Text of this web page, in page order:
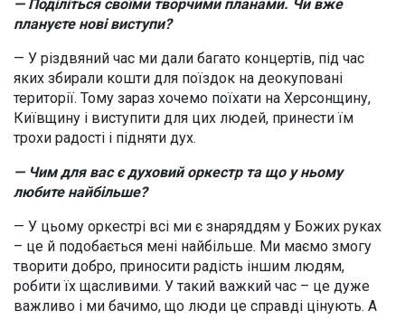
— Поділіться своїми творчими планами. Чи вже
плануєте нові виступи?
— У різдвяний час ми дали багато концертів, під час
яких збирали кошти для поїздок на деокуповані
території. Тому зараз хочемо поїхати на Херсонщину,
Київщину і виступити для цих людей, принести їм
трохи радості і підняти дух.
— Чим для вас є духовий оркестр та що у ньому
любите найбільше?
— У цьому оркестрі всі ми є знаряддям у Божих руках
– це й подобається мені найбільше. Ми маємо змогу
творити добро, приносити радість іншим людям,
робити їх щасливими. У такий важкий час – це дуже
важливо і ми бачимо, що люди це справді цінують. А